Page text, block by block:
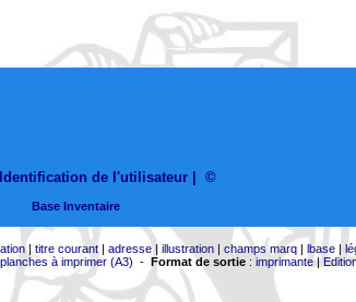
Identification de l'utilisateur ©
Base Inventaire
| titre courant| adresse| illustration| champs marq| lbase|
planches à imprimer (A3) - Format de sortie: imprimante|